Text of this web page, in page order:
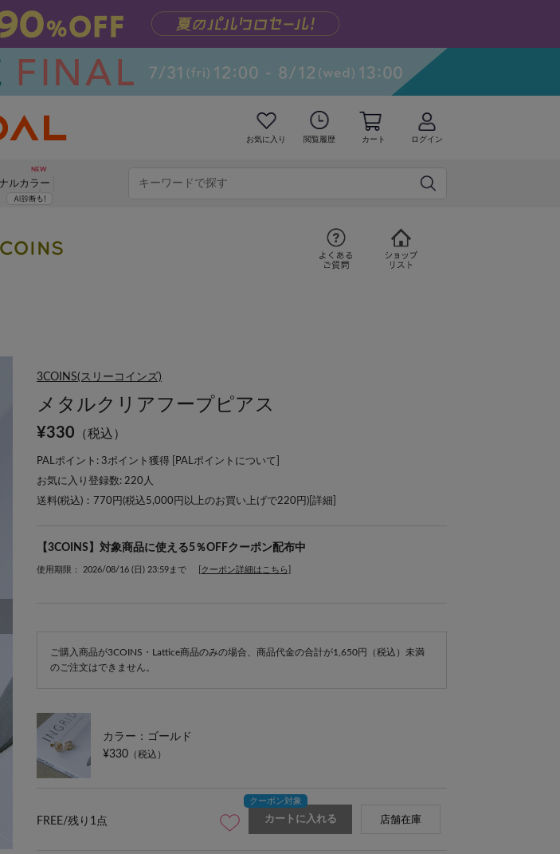
お気に入り 閲覧履歴 カート ログイン
ルカラー
3COINS(スリーコインズ)
メタルクリアフープピアス
¥330 （税込）
PALポイント: 3ポイント獲得 [ PALポイントについて
お気に入り登録数: 220 人
送料(税込)：770円(税込5,000円以上のお買い上げで220円)[ 詳細
【3COINS】対象商品に使える5％OFFクーポン配布中
使用期限： 2026/08/16 (日) 23:59まで [クーポン詳細はこちら]
ご購入商品が3COINS・Lattice商品のみの場合、商品代金の合計が1,650円（税込）未満
のご注文はできません。
カラー：ゴールド
¥330 （税込）
FREE/残り1点 カートに入れる 店舗在庫